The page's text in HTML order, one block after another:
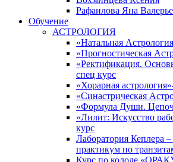
Рафаилова Яна
Обучение
АСТРОЛОГИЯ
«Натальная
«Прогностическая
«Ректификация.
спец курс
«Хорарная
«Синастрическая
«Формула Души.
«Лилит: Искусство
курс
Лаборатория Кеплера –
практикум по
Курс по колоде